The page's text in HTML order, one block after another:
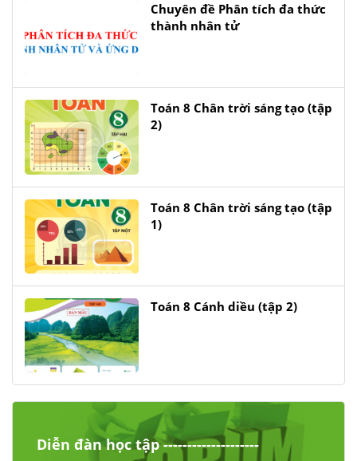
Chuyên đề Phân tích đa thức
thành nhân tử
Toán 8 Chân trời sáng tạo (tập
2)
Toán 8 Chân trời sáng tạo (tập
1)
Toán 8 Cánh diều (tập 2)
Diễn đàn học tập --------------------